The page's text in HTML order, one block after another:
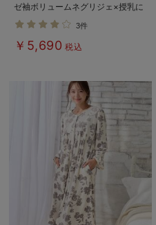
ゼ袖ボリュームネグリジェ×授乳に
便利ケープセットパジャマ マタニ
ティ・授乳パジャマ
3件
￥5,690 税込